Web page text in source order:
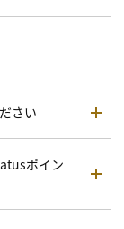
さい
ポイン